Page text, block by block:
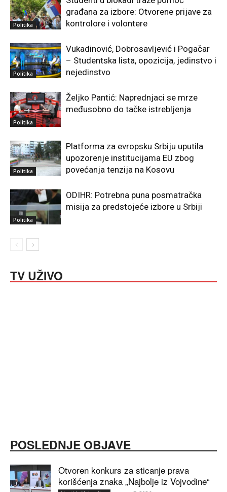
Politika
građana za izbore: Otvorene prijave za
kontrolore i volontere
Politika
Vukadinović, Dobrosavljević i Pogačar
– Studentska lista, opozicija, jedinstvo i
nejedinstvo
Politika
Željko Pantić: Naprednjaci se mrze
međusobno do tačke istrebljenja
Politika
Platforma za evropsku Srbiju uputila
upozorenje institucijama EU zbog
povećanja tenzija na Kosovu
Politika
ODIHR: Potrebna puna posmatračka
misija za predstojeće izbore u Srbiji
TV UŽIVO
POSLEDNJE OBJAVE
Otvoren konkurs za sticanje prava
korišćenja znaka „Najbolje iz Vojvodine“